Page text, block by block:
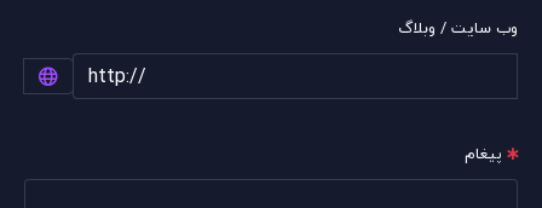
وب سایت / وبلاگ
پیغام